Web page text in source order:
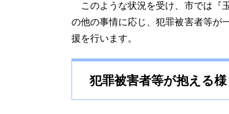
このような状況を受け、市では『
の他の事情に応じ、犯罪被害者等が
援を行います。
犯罪被害者等が抱える様